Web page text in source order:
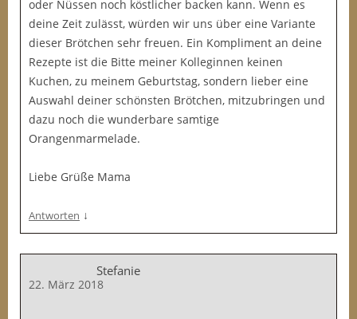
oder Nüssen noch köstlicher backen kann. Wenn es
deine Zeit zulässt, würden wir uns über eine Variante
dieser Brötchen sehr freuen. Ein Kompliment an deine
Rezepte ist die Bitte meiner Kolleginnen keinen
Kuchen, zu meinem Geburtstag, sondern lieber eine
Auswahl deiner schönsten Brötchen, mitzubringen und
dazu noch die wunderbare samtige
Orangenmarmelade.
Liebe Grüße Mama
Antworten ↓
Stefanie
22. März 2018